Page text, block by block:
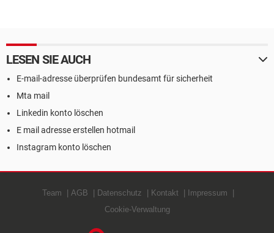
LESEN SIE AUCH
E-mail-adresse überprüfen bundesamt für sicherheit
Mta mail
Linkedin konto löschen
E mail adresse erstellen hotmail
Instagram konto löschen
Team AGB Datenschutz Kontakt
Impressum
Cookie-Verwaltung